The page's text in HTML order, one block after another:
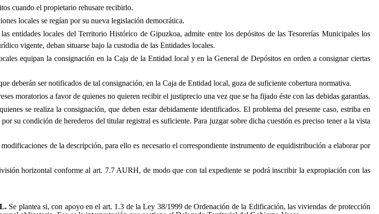
cuando el propietario rehusare recibirlo.
locales se regían por su nueva legislación democrática.
entidades locales del Territorio Histórico de Gipuzkoa, admite entre los depósitos de las Tesorerías Municipales los
vigente, deban situarse bajo la custodia de las Entidades locales.
equipan la consignación en la Caja de la Entidad local y en la General de Depósitos en orden a consignar ciertas
deberán ser notificados de tal consignación, en la Caja de Entidad local, goza de suficiente cobertura normativa.
moratorios a favor de quienes no quieren recibir el justiprecio una vez que se ha fijado éste con las debidas garantías.
se realiza la consignación, que deben estar debidamente identificados. El problema del presente caso, estriba en
su condición de herederos del titular registral es suficiente. Para juzgar sobre dicha cuestión es preciso tener a la vista
de la descripción, para ello es necesario el correspondiente instrumento de equidistribución a elaborar por
horizontal conforme al art. 7.7 AURH, de modo que con tal expediente se podrá inscribir la expropiación con las
Se plantea si, con apoyo en el art. 1.3 de la Ley 38/1999 de Ordenación de la Edificación, las viviendas de protección